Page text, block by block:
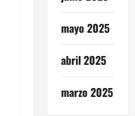
mayo 2025
abril 2025
marzo 2025